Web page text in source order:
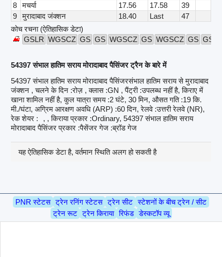
8
मचर्या 17.56 17.58
39
9
मुरादाबाद जंक्शन 18.40 Last
47
कोच रचना (ऐतिहासिक डेटा)
GSLR WGSCZ GS GS WGSCZ GS WGSCZ GS
54397 संभाल हातिम सराय मोरादाबाद पैसिंजर ट्रैन के बारे में
54397 संभाल हातिम सराय मोरादाबाद पैसिंजरसंभाल हातिम सराय से मुरादाबाद
जंक्शन , चलने के दिन :रोज़ , क्लास :GN , पैंट्री :उपलब्ध नहीं है, किराए में
खाना शामिल नहीं है, कुल यात्रा समय :2 घंटे, 30 मिन, औसत गति :19 कि.
मी./घंटा, अग्रिम आरक्षण अवधि (ARP) :60 दिन, रेलवे :उत्तरी रेलवे (NR),
रेक शेयर :
, , किराया प्रकार :Ordinary, 54397 संभाल हातिम सराय
मोरादाबाद पैसिंजर प्रकार :पैसेंजर गेज :ब्रॉड गेज
यह ऐतिहासिक डेटा है, वर्तमान स्थिति अलग हो सकती है
PNR स्टेटस ट्रेन रनिंग स्टेटस ट्रेन सीट स्टेशनों के बीच ट्रेन / सीट
ट्रेन रूट ट्रेन किराया रिफंड डेस्कटॉप व्यू